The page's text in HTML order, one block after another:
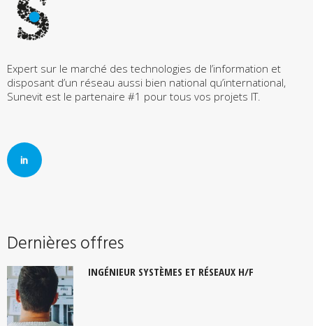
Expert sur le marché des technologies de l’information et
disposant d’un réseau aussi bien national qu’international,
Sunevit est le partenaire #1 pour tous vos projets IT.
Dernières offres
INGÉNIEUR SYSTÈMES ET RÉSEAUX H/F